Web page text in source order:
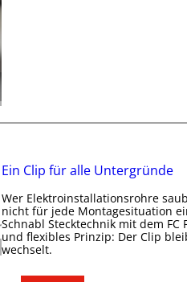
r
h
t
e
r
f
s
l
k
t
r
Ein Clip für alle Untergründe
Wer Elektroinstallationsrohre
nicht für jede Montagesituation
Schnabl Stecktechnik mit dem
und flexibles Prinzip: Der Clip
wechselt.